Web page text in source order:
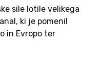
sile lotile velikega
ki je pomenil
in Evropo ter